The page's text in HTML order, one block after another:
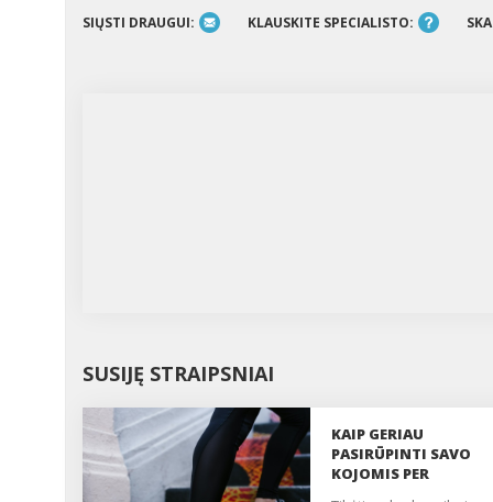
SIŲSTI DRAUGUI: KLAUSKITE SPECIALISTO:
SUSIJĘ STRAIPSNIAI
KAIP GERIAU
PASIRŪPINTI SAVO
KOJOMIS PER